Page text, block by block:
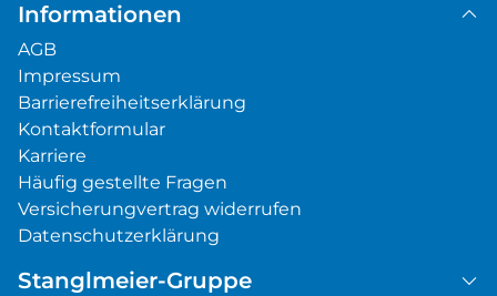
Informationen
AGB
Impressum
Barrierefreiheitserklärung
Kontaktformular
Karriere
Häufig gestellte Fragen
Versicherungvertrag widerrufen
Datenschutzerklärung
Stanglmeier-Gruppe